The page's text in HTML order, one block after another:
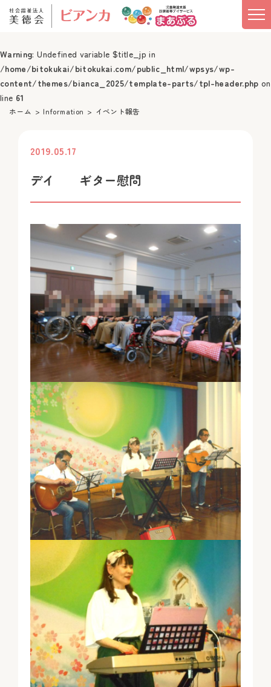
Warning: Undefined variable $title_jp in
/home/bitokukai/bitokukai.com/public_html/wpsys/wp-
content/themes/bianca_2025/template-parts/tpl-header.php on
line 61
ホーム Information イベント報告
2019.05.17
デイ ギター慰問